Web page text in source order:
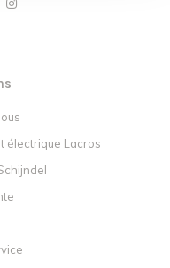
électrique Lacros